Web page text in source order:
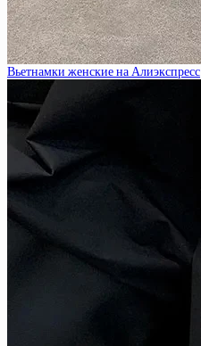
Вьетнамки женские на Алиэкспресс